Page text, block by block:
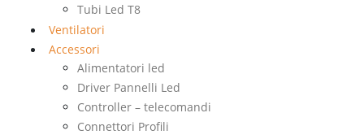
Tubi Led T8
Ventilatori
Accessori
Alimentatori led
Driver Pannelli Led
Controller – telecomandi
Connettori Profili